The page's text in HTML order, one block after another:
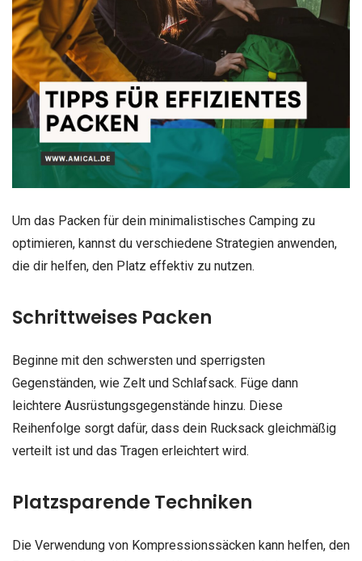
Um das Packen für dein minimalistisches Camping zu
optimieren, kannst du verschiedene Strategien anwenden,
die dir helfen, den Platz effektiv zu nutzen.
Schrittweises Packen
Beginne mit den schwersten und sperrigsten
Gegenständen, wie Zelt und Schlafsack. Füge dann
leichtere Ausrüstungsgegenstände hinzu. Diese
Reihenfolge sorgt dafür, dass dein Rucksack gleichmäßig
verteilt ist und das Tragen erleichtert wird.
Platzsparende Techniken
Die Verwendung von Kompressionssäcken kann helfen, den